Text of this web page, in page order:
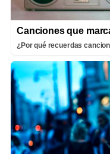
Canciones que
¿Por qué recuerdas